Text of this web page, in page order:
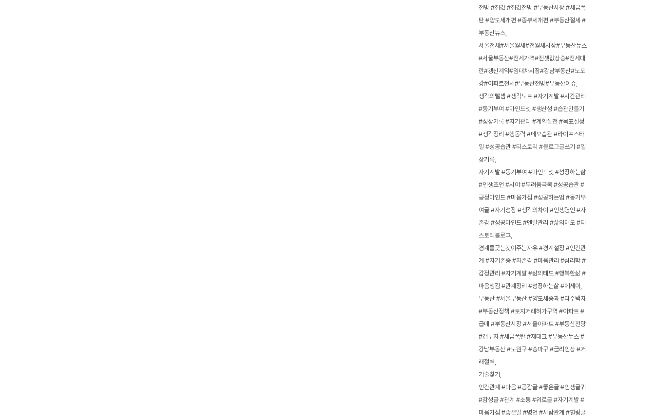
전망 #집값 #집값전망 #부동산시장 #세금폭
탄 #양도세개편 #종부세개편 #부동산절세 #
부동산뉴스
서울전세#서울월세#전월세시장#부동산뉴스
#서울부동산#전세가격#전셋값상승#전세대
란#갱신계약#임대차시장#강남부동산#노도
강#아파트전세#부동산전망#부동산이슈
생각의뺄셈 #생각노트 #자기계발 #시간관리
#동기부여 #마인드셋 #생산성 #습관만들기
#성장기록 #자기관리 #계획실천 #목표설정
#생각정리 #행동력 #메모습관 #라이프스타
일 #성공습관 #티스토리 #블로그글쓰기 #일
상기록
자기계발 #동기부여 #마인드셋 #성장하는삶
#인생조언 #시야 #두려움극복 #성공습관 #
긍정마인드 #마음가짐 #성공하는법 #동기부
여글 #자기성장 #생각의차이 #인생명언 #자
존감 #성공마인드 #멘탈관리 #삶의태도 #티
스토리블로그
경계를긋는것이주는자유 #경계설정 #인간관
계 #자기존중 #자존감 #마음관리 #심리학 #
감정관리 #자기계발 #삶의태도 #행복한삶 #
마음챙김 #관계정리 #성장하는삶 #에세이
부동산 #서울부동산 #양도세중과 #다주택자
#부동산정책 #토지거래허가구역 #아파트 #
급매 #부동산시장 #서울아파트 #부동산전망
#갭투자 #세금폭탄 #재테크 #부동산뉴스 #
강남부동산 #노원구 #송파구 #금리인상 #거
래절벽
기술찾기
인간관계 #마음 #공감글 #좋은글 #인생글귀
#감성글 #관계 #소통 #위로글 #자기계발 #
마음가짐 #좋은말 #명언 #사람관계 #힐링글